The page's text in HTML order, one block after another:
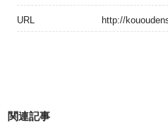
URL http://
関連記事